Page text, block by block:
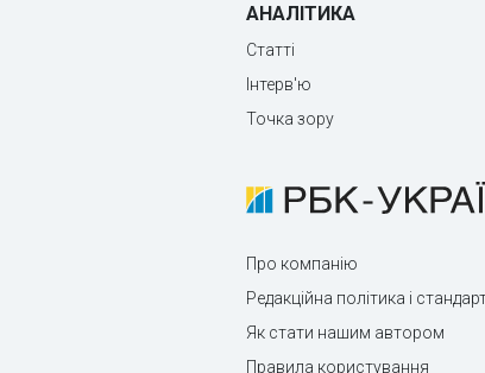
АНАЛІТИКА
Статті
Інтерв'ю
Точка зору
Про компанію
Редакційна політика і
Як стати нашим автором
Правила користування